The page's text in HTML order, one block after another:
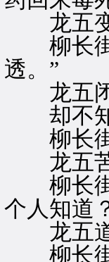
龙五变
柳长街
透。”
龙五闭
却不知
柳长街
龙五苦
柳长街
个人知道
龙五道
柳长街